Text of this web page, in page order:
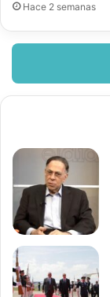
Hace 2 semanas